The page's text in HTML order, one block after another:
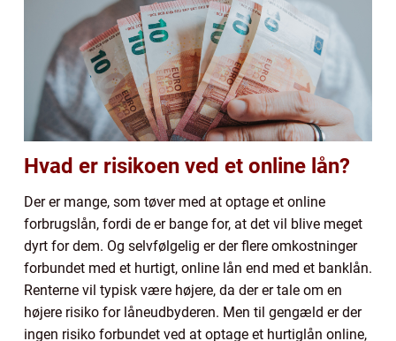
Hvad er risikoen ved et online lån?
Der er mange, som tøver med at optage et online
forbrugslån, fordi de er bange for, at det vil blive meget
dyrt for dem. Og selvfølgelig er der flere omkostninger
forbundet med et hurtigt, online lån end med et banklån.
Renterne vil typisk være højere, da der er tale om en
højere risiko for låneudbyderen. Men til gengæld er der
ingen risiko forbundet ved at optage et hurtiglån online,